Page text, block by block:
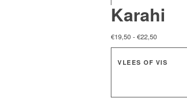
Karahi
€19,50 - €22,50Prijsklasse:
€19,50
€22,50
VLEES OF VIS